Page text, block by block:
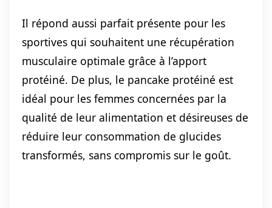
Il répond aussi parfait présente pour les
sportives qui souhaitent une récupération
musculaire optimale grâce à l’apport
protéiné. De plus, le pancake protéiné est
idéal pour les femmes concernées par la
qualité de leur alimentation et désireuses de
réduire leur consommation de glucides
transformés, sans compromis sur le goût.